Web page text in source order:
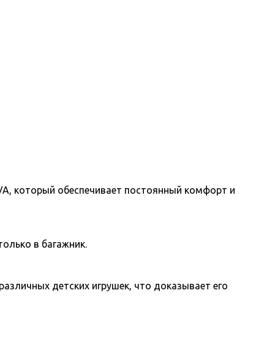
который обеспечивает постоянный комфорт и
в багажник.
детских игрушек, что доказывает его